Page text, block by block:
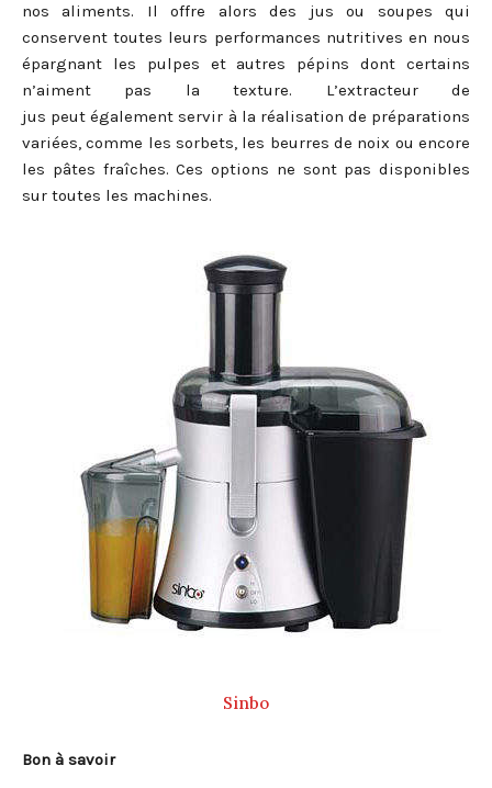
nos aliments. Il offre alors des jus ou soupes qui
conservent toutes leurs performances nutritives en nous
épargnant les pulpes et autres pépins dont certains
n’aiment pas la texture. L’extracteur de
jus peut également servir à la réalisation de préparations
variées, comme les sorbets, les beurres de noix ou encore
les pâtes fraîches. Ces options ne sont pas disponibles
sur toutes les machines.
Sinbo
Bon à savoir